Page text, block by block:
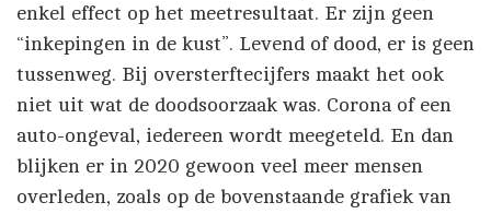
enkel effect op het meetresultaat. Er zijn geen
“inkepingen in de kust”. Levend of dood, er is geen
tussenweg. Bij oversterftecijfers maakt het ook
niet uit wat de doodsoorzaak was. Corona of een
auto-ongeval, iedereen wordt meegeteld. En dan
blijken er in 2020 gewoon veel meer mensen
overleden, zoals op de bovenstaande grafiek van